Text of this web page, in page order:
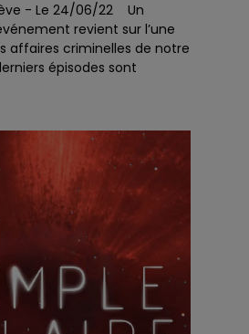
- Le 24/06/22 Un
revient sur l’une
affaires criminelles de notre
épisodes sont
L’Ord...